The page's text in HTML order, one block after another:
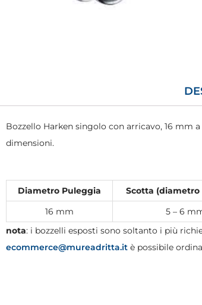
Bozzello Harken singolo con arricavo, 16 mm
dimensioni.
Diametro Puleggia Scotta (diametro
16 mm
5 – 6
nota: i bozzelli esposti sono soltanto i più
ecommerce@mureadritta.it è possibile